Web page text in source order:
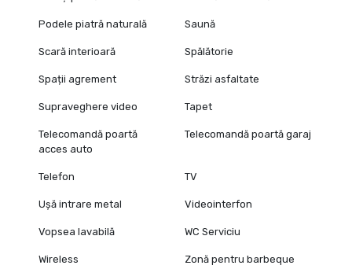
Podele piatră naturală Saună
Scară interioară Spălătorie
Spații agrement Străzi asfaltate
Supraveghere video Tapet
Telecomandă poartă
acces auto
Telecomandă poartă garaj
Telefon TV
Ușă intrare metal Videointerfon
Vopsea lavabilă WC Serviciu
Wireless Zonă pentru barbeque